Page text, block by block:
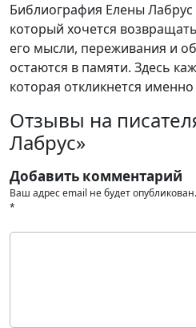
Библиография Елены
который хочется
его мысли, переживания и
остаются в памяти. Здесь
которая откликнется именно
Отзывы на
Лабрус»
Добавить комментарий
Ваш адрес email не будет опубликован.
*